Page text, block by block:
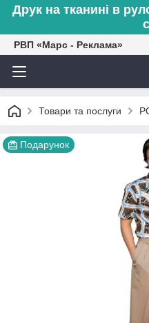
Друк на тканині в
РВП «Марс - Реклама»
Товари та послуги
Подарунок